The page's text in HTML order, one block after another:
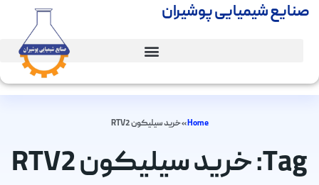
صنایع شیمیایی پوشیران
Home
»خرید سیلیکون RTV2
Tag: خرید سیلیکون RTV2